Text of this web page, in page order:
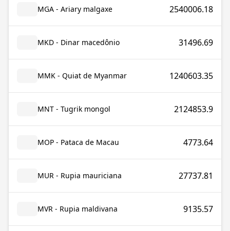
MGA - Ariary malgaxe 2540006.18
MKD - Dinar macedônio 31496.69
MMK - Quiat de Myanmar 1240603.35
MNT - Tugrik mongol 2124853.9
MOP - Pataca de Macau 4773.64
MUR - Rupia mauriciana 27737.81
MVR - Rupia maldivana 9135.57